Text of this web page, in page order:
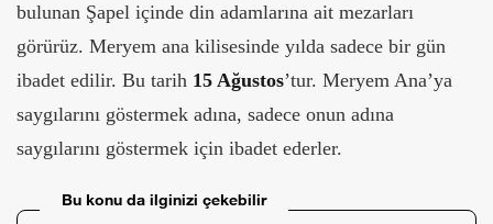
bulunan Şapel içinde din adamlarına ait mezarları
görürüz. Meryem ana kilisesinde yılda sadece bir gün
ibadet edilir. Bu tarih 15 Ağustos’tur. Meryem Ana’ya
saygılarını göstermek adına, sadece onun adına
saygılarını göstermek için ibadet ederler.
Bu konu da ilginizi çekebilir